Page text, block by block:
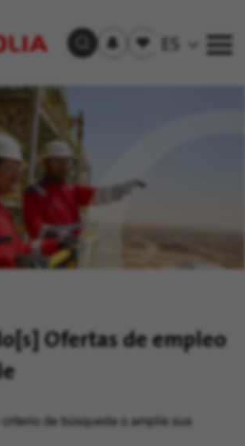
Buscar empleos
las
Empleos
guardados
ES
Ofertas de empleo
criterio de búsqueda o amplíe sus